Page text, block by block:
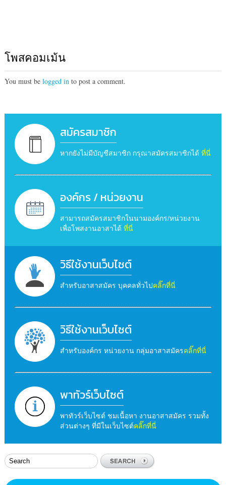
โพสคอมเม้น
You must be logged into post a comment.
สมัครสมาชิก
หากยังไม่มีบัญชีสมาชิก กรุณาสมัครสมาชิกได้ ที่นี่
องค์กร / หน่วยงาน
สามารถสมัครสมาชิกในนามองค์กร/หน่วยงาน
เพื่อโพสงานอาสาได้ ที่นี่
วิธีใช้งานเว็บไซต์
สำหรับอาสาสมัคร บุคคลทั่วไปคลิ๊กที่นี่
วิธีใช้งานเว็บไซต์
สำหรับองค์กร หน่วยงาน กลุ่มอาสาสมัครคลิ๊กที่นี่
พาทัวร์เว็บไซต์
พาทัวร์เว็บไซต์ ชมเนื้อหา งานอาสาสมัคร รวมทั้ง
ส่วนต่างๆ ที่มีในเว็บไซต์คลิ๊กที่นี่